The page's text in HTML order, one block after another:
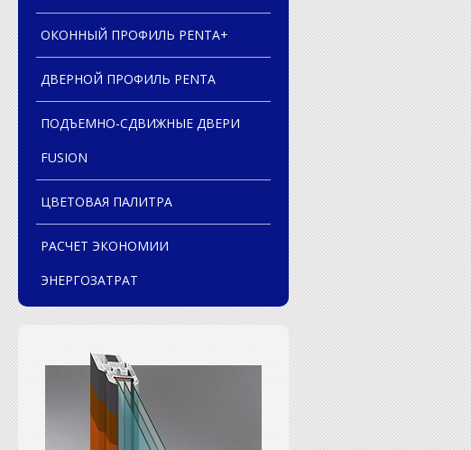
ОКОННЫЙ ПРОФИЛЬ PENTA+
ДВЕРНОЙ ПРОФИЛЬ PENTA
ПОДЪЕМНО-СДВИЖНЫЕ ДВЕРИ
FUSION
ЦВЕТОВАЯ ПАЛИТРА
РАСЧЕТ ЭКОНОМИИ
ЭНЕРГОЗАТРАТ